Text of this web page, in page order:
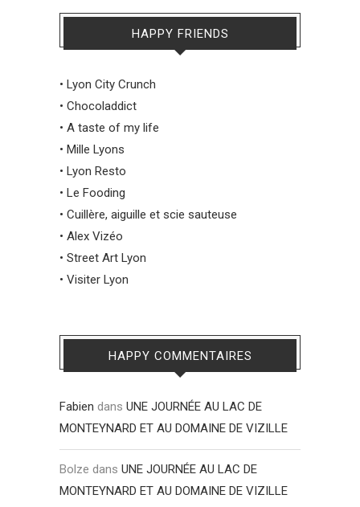
HAPPY FRIENDS
• Lyon City Crunch
• Chocoladdict
• A taste of my life
• Mille Lyons
• Lyon Resto
• Le Fooding
• Cuillère, aiguille et scie sauteuse
• Alex Vizéo
• Street Art Lyon
• Visiter Lyon
HAPPY COMMENTAIRES
Fabien dans UNE JOURNÉE AU LAC DE
MONTEYNARD ET AU DOMAINE DE VIZILLE
Bolze dans UNE JOURNÉE AU LAC DE
MONTEYNARD ET AU DOMAINE DE VIZILLE